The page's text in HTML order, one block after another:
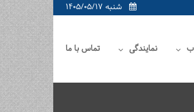
شنبه ۱۴۰۵/۰۵/۱۷
نمایندگی تماس با ما